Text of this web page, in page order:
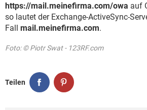
https://mail.meinefirma.com/owa auf
so lautet der Exchange-ActiveSync-
Fall mail.meinefirma.com.
Foto: © Piotr Swat - 123RF.com
Teilen